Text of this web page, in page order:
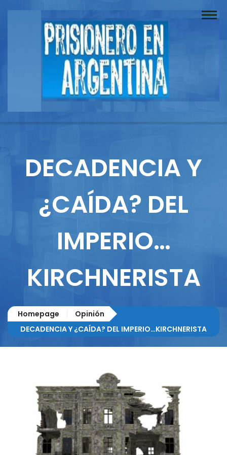
Buscador
Documentos
Reportajes
Columnistas
Contacto
DECADENCIA Y
¿CAÍDA? DEL
IMPERIO…
KIRCHNERISTA
Homepage
Opinión
DECADENCIA Y ¿CAÍDA? DEL IMPERIO…KIRCHNERISTA